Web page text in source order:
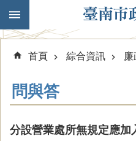
跳到主要內容區塊
首頁 綜合資訊
問與答
分設營業處所無規定應加